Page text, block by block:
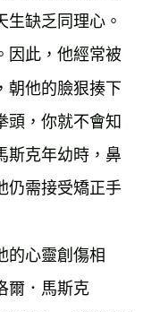
缺乏同理心。
因此，他經常被
朝他的臉狠揍下
頭，你就不會知
斯克年幼時，鼻
仍需接受矯正手
的心靈創傷相
爾．馬斯克